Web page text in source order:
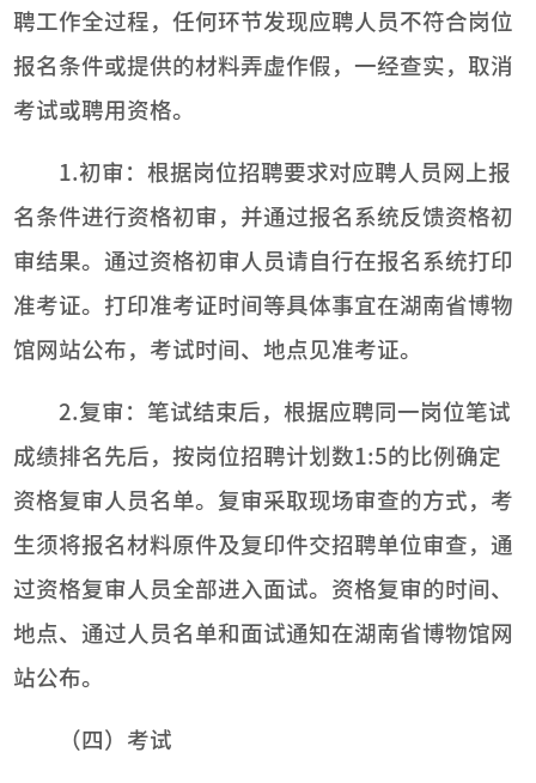
聘工作全过程，任何环节发现应聘人员不符合岗位
报名条件或提供的材料弄虚作假，一经查实，取消
考试或聘用资格。
1.初审：根据岗位招聘要求对应聘人员网上报
名条件进行资格初审，并通过报名系统反馈资格初
审结果。通过资格初审人员请自行在报名系统打印
准考证。打印准考证时间等具体事宜在湖南省博物
馆网站公布，考试时间、地点见准考证。
2.复审：笔试结束后，根据应聘同一岗位笔试
成绩排名先后，按岗位招聘计划数1:5的比例确定
资格复审人员名单。复审采取现场审查的方式，考
生须将报名材料原件及复印件交招聘单位审查，通
过资格复审人员全部进入面试。资格复审的时间、
地点、通过人员名单和面试通知在湖南省博物馆网
站公布。
（四）考试